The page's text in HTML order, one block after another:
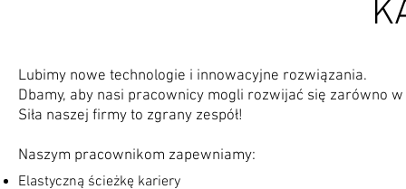
Lubimy nowe technologie i innowacyjne rozwiązania.
Dbamy, aby nasi pracownicy mogli rozwijać się zarówno
Siła naszej firmy to zgrany zespół!
Naszym pracownikom zapewniamy:
Elastyczną ścieżkę kariery